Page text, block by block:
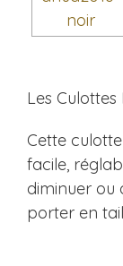
Les Culottes
Cette
facile,
diminuer ou
porter en